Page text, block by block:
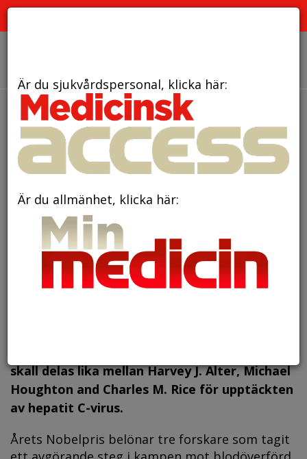
den 19 oktober 2020
Nobelpriset i fysiologi
eller medicin 2020
skall delas lika mellan Harvey J. Alter, Michael
Houghton and Charles M. Rice för upptäckten
av hepatit C-virus.
Årets Nobelpris belönar tre forskare som tagit
Är du sjukvårdspersonal, klicka här:
Är du allmänhet, klicka här: